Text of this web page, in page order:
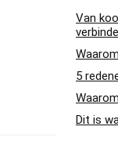
Van
5
Dit is